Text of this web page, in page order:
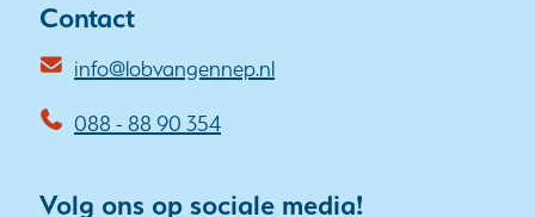
Contact
info@lobvangennep.nl
088 - 88 90 354
Volg ons op sociale media!